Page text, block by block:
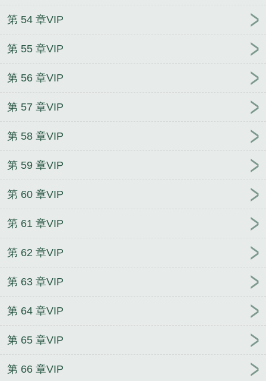
第 54 章VIP
第 55 章VIP
第 56 章VIP
第 57 章VIP
第 58 章VIP
第 59 章VIP
第 60 章VIP
第 61 章VIP
第 62 章VIP
第 63 章VIP
第 64 章VIP
第 65 章VIP
第 66 章VIP